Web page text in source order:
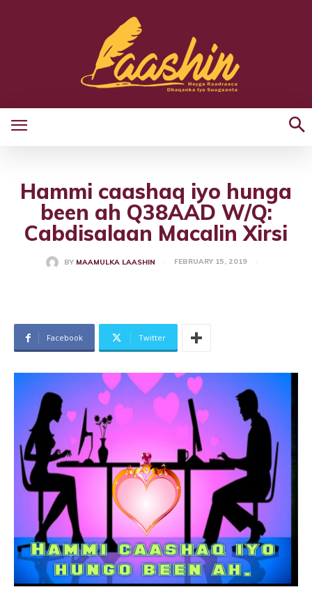
Hammi caashaq iyo hunga
been ah Q38AAD W/Q:
Cabdisalaan Macalin Xirsi
BY MAAMULKA LAASHIN FEBRUARY 15, 2019
Facebook Twitter